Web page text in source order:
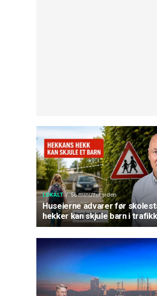
LOKALT 56 minutter siden
Huseierne advarer før
hekker kan skjule barn i